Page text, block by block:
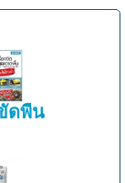
ดพื้น